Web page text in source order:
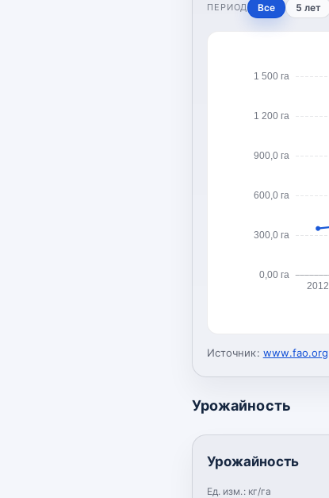
ПЕРИОД Все 5 лет
0,00 га
300,0 га
600,0 га
900,0 га
1 200 га
1 500 га
2012
Источник: www.fao.org
Урожайность
Урожайность
Ед. изм.: кг/га